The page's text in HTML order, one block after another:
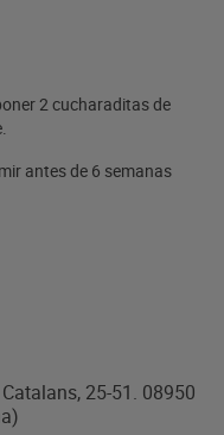
2 cucharaditas de
antes de 6 semanas
25-51. 08950